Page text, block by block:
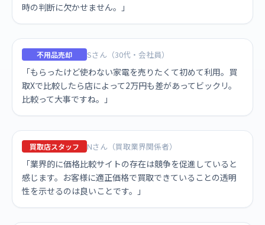
時の判断に欠かせません。」
不用品売却 Sさん（30代・会社員）
「もらったけど使わない家電を売りたくて初めて利用。買
取Xで比較したら店によって2万円も差があってビックリ。
比較って大事ですね。」
買取店スタッフ Nさん（買取業界関係者）
「業界的に価格比較サイトの存在は競争を促進していると
感じます。お客様に適正価格で買取できていることの透明
性を示せるのは良いことです。」